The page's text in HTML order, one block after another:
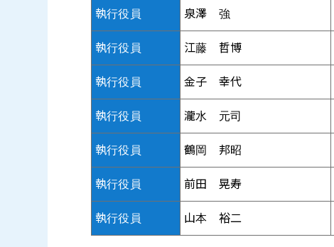
執行役員 泉澤 強
執行役員 江藤 哲博
執行役員 金子 幸代
執行役員 瀧水 元司
執行役員 鶴岡 邦昭
執行役員 前田 晃寿
執行役員 山本 裕二